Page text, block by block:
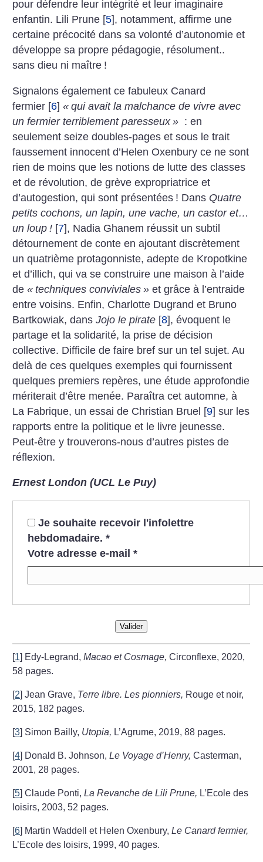
pour défendre leur intégrité et leur imaginaire
enfantin. Lili Prune [5], notamment, affirme une
certaine précocité dans sa volonté d’autonomie et
développe sa propre pédagogie, résolument..
sans dieu ni maître !
Signalons également ce fabuleux Canard
fermier [6] « qui avait la malchance de vivre avec
un fermier terriblement paresseux » : en
seulement seize doubles-pages et sous le trait
faussement innocent d’Helen Oxenbury ce ne sont
rien de moins que les notions de lutte des classes
et de révolution, de grève expropriatrice et
d’autogestion, qui sont présentées ! Dans Quatre
petits cochons, un lapin, une vache, un castor et…
un loup ! [7], Nadia Ghanem réussit un subtil
détournement de conte en ajoutant discrètement
un quatrième protagonniste, adepte de Kropotkine
et d’illich, qui va se construire une maison à l’aide
de« techniques conviviales »et grâce à l’entraide
entre voisins. Enfin, Charlotte Dugrand et Bruno
Bartkowiak, dansJojo le pirate [8], évoquent le
partage et la solidarité, la prise de décision
collective. Difficile de faire bref sur un tel sujet. Au
delà de ces quelques exemples qui fournissent
quelques premiers repères, une étude approfondie
mériterait d’être menée. Paraîtra cet automne, à
La Fabrique, un essai de Christian Bruel [9] sur les
rapports entre la politique et le livre jeunesse.
Peut-être y trouverons-nous d’autres pistes de
réflexion.
Ernest London (UCL Le Puy)
Je souhaite recevoir l'infolettre
hebdomadaire. *
Votre adresse e-mail *
Valider
[1] Edy-Legrand,Macao et Cosmage,Circonflexe, 2020,
58 pages.
[2]Jean Grave, Terre libre. Les pionniers, Rouge et noir,
2015, 182 pages.
[3] Simon Bailly, Utopia, L’Agrume, 2019, 88 pages.
[4] Donald B. Johnson,Le Voyage d’Henry, Casterman,
2001, 28 pages.
[5]Claude Ponti,La Revanche de Lili Prune, L’Ecole des
loisirs, 2003, 52 pages.
[6] Martin Waddell et Helen Oxenbury,Le Canard fermier,
L’Ecole des loisirs, 1999, 40 pages.